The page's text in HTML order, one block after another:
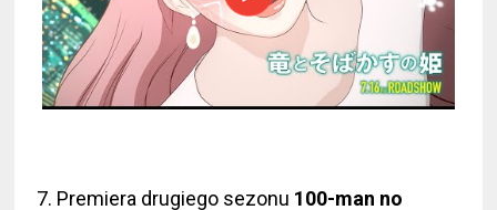
7. Premiera drugiego sezonu 100-man no